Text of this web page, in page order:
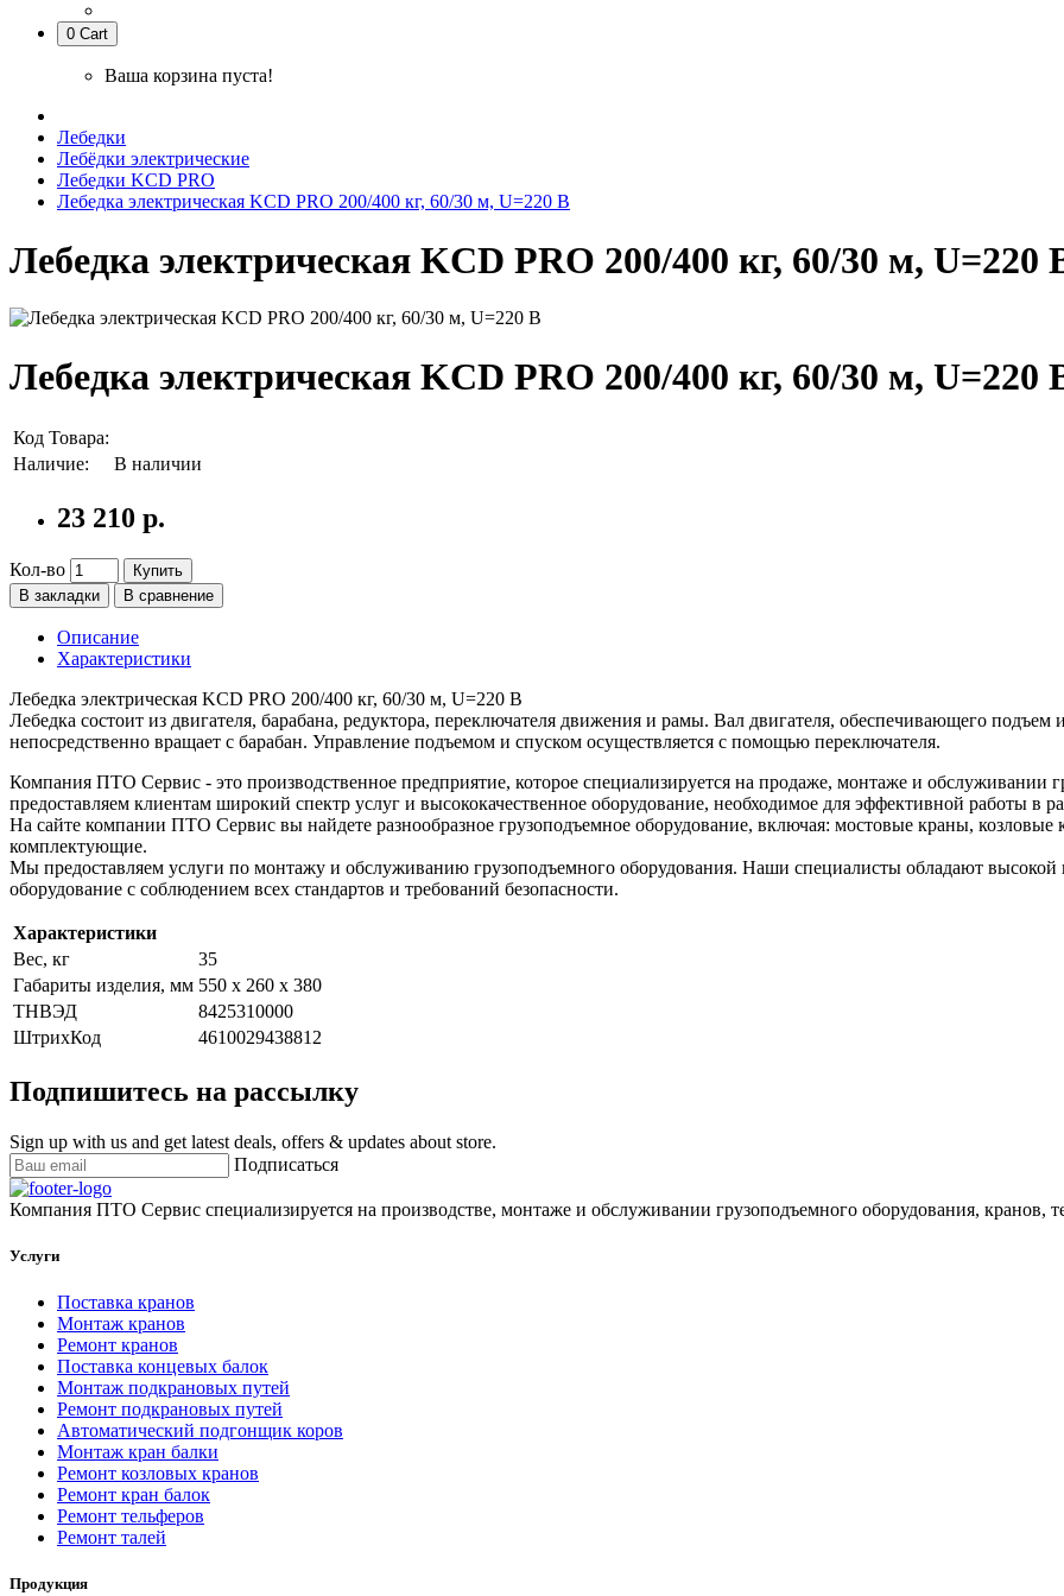
0 Cart
Ваша корзина пуста!
Лебедки
Лебёдки электрические
Лебедки KCD PRO
Лебедка электрическая KCD PRO 200/400 кг, 60/30 м, U=220 В
Лебедка электрическая KCD PRO 200/400 кг, 60/30 м, U=220
Лебедка электрическая KCD PRO 200/400 кг, 60/30 м, U=220
Код Товара:
Наличие:
В наличии
23 210 р.
Кол-во
Купить
В закладки
В сравнение
Описание
Характеристики
Лебедка электрическая KCD PRO 200/400 кг, 60/30 м, U=220 В
Лебедка состоит из двигателя, барабана, редуктора, переключателя движения и рамы. Вал двигателя, обеспечивающего подъем
непосредственно вращает с барабан. Управление подъемом и спуском осуществляется с помощью переключателя.
Компания ПТО Сервис - это производственное предприятие, которое специализируется на продаже, монтаже и обслуживании
предоставляем клиентам широкий спектр услуг и высококачественное оборудование, необходимое для эффективной работы в
На сайте компании ПТО Сервис вы найдете разнообразное грузоподъемное оборудование, включая: мостовые краны,
комплектующие.
Мы предоставляем услуги по монтажу и обслуживанию грузоподъемного оборудования. Наши специалисты обладают высокой
оборудование с соблюдением всех стандартов и требований безопасности.
Характеристики
Вес, кг
35
Габариты изделия, мм 550 x 260 x 380
ТНВЭД
8425310000
ШтрихКод
4610029438812
Подпишитесь на рассылку
Sign up with us and get latest deals, offers & updates about store.
Подписаться
Компания ПТО Сервис специализируется на производстве, монтаже и обслуживании грузоподъемного оборудования, кранов,
Услуги
Поставка кранов
Монтаж кранов
Ремонт кранов
Поставка концевых балок
Монтаж подкрановых путей
Ремонт подкрановых путей
Автоматический подгонщик коров
Монтаж кран балки
Ремонт козловых кранов
Ремонт кран балок
Ремонт тельферов
Ремонт талей
Продукция